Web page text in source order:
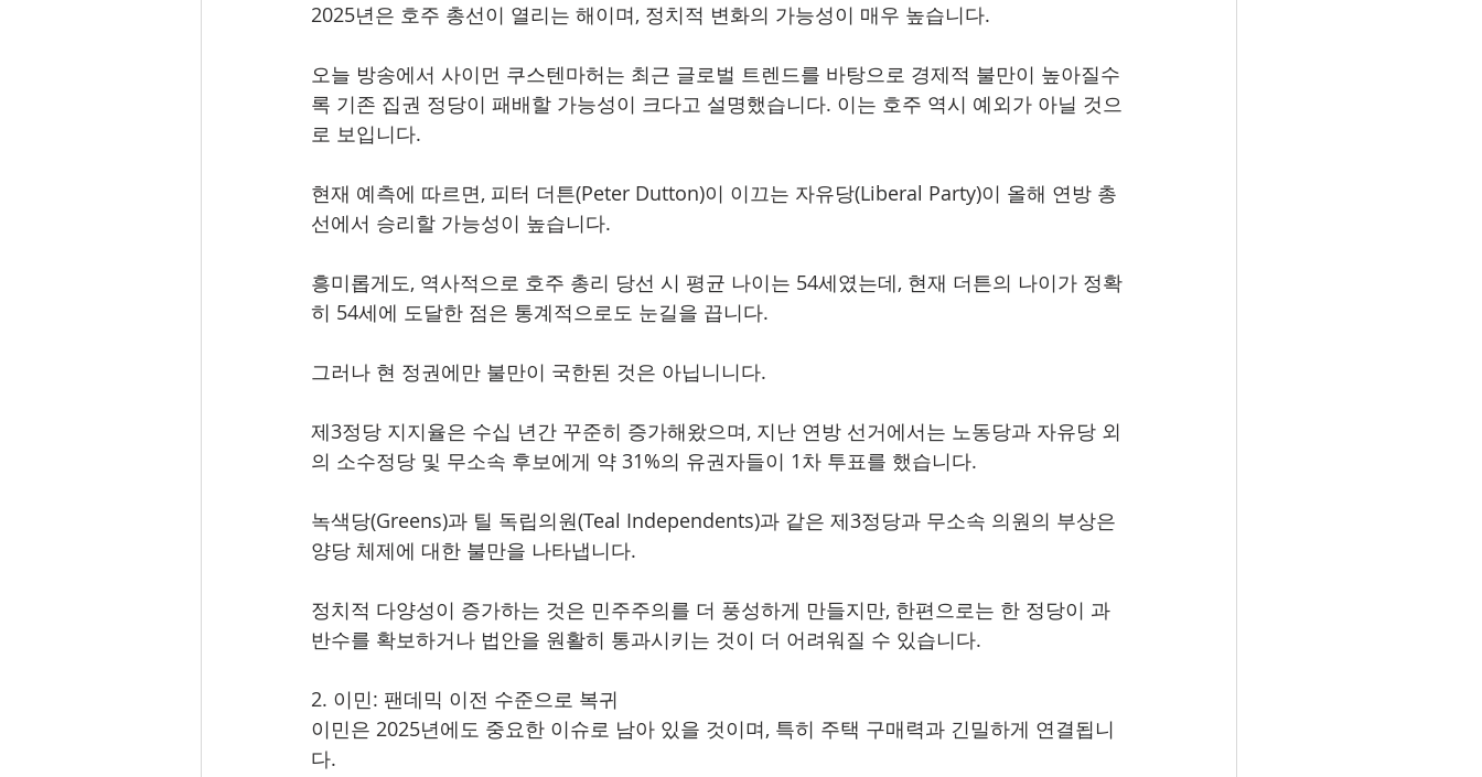
2025년은 호주 총선이 열리는 해이며, 정치적 변화의 가능성이 매우 높습니다.
오늘 방송에서 사이먼 쿠스텐마허는 최근 글로벌 트렌드를 바탕으로 경제적 불만이 높아질수
록 기존 집권 정당이 패배할 가능성이 크다고 설명했습니다. 이는 호주 역시 예외가 아닐 것으
로 보입니다.
현재 예측에 따르면, 피터 더튼(Peter Dutton)이 이끄는 자유당(Liberal Party)이 올해 연방 총
선에서 승리할 가능성이 높습니다.
흥미롭게도, 역사적으로 호주 총리 당선 시 평균 나이는 54세였는데, 현재 더튼의 나이가 정확
히 54세에 도달한 점은 통계적으로도 눈길을 끕니다.
그러나 현 정권에만 불만이 국한된 것은 아닙니니다.
제3정당 지지율은 수십 년간 꾸준히 증가해왔으며, 지난 연방 선거에서는 노동당과 자유당 외
의 소수정당 및 무소속 후보에게 약 31%의 유권자들이 1차 투표를 했습니다.
녹색당(Greens)과 틸 독립의원(Teal Independents)과 같은 제3정당과 무소속 의원의 부상은
양당 체제에 대한 불만을 나타냅니다.
정치적 다양성이 증가하는 것은 민주주의를 더 풍성하게 만들지만, 한편으로는 한 정당이 과
반수를 확보하거나 법안을 원활히 통과시키는 것이 더 어려워질 수 있습니다.
2. 이민: 팬데믹 이전 수준으로 복귀
이민은 2025년에도 중요한 이슈로 남아 있을 것이며, 특히 주택 구매력과 긴밀하게 연결됩니
다.